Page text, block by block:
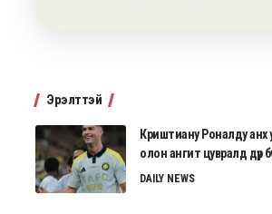
Эрэлттэй
Криштиану Роналду анх
олон ангит цувралд дүр
DAILY NEWS